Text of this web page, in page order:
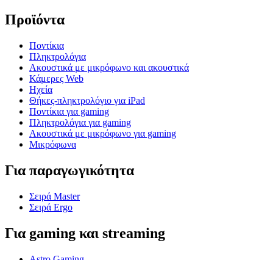
Προϊόντα
Ποντίκια
Πληκτρολόγια
Ακουστικά με μικρόφωνο και ακουστικά
Κάμερες Web
Ηχεία
Θήκες-πληκτρολόγιο για iPad
Ποντίκια για gaming
Πληκτρολόγια για gaming
Ακουστικά με μικρόφωνο για gaming
Μικρόφωνα
Για παραγωγικότητα
Σειρά Master
Σειρά Ergo
Για gaming και streaming